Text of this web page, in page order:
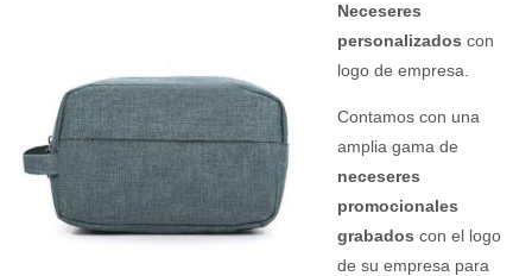
Neceseres
personalizados con
logo de empresa.
Contamos con una
amplia gama de
neceseres
promocionales
grabados con el logo
de su empresa para